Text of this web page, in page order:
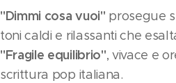
"Dimmi cosa vuoi" prosegue
toni caldi e rilassanti che
"Fragile equilibrio", vivace e
scrittura pop italiana.